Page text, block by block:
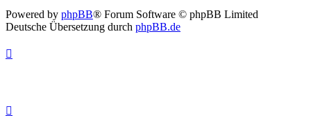
Powered by phpBB® Forum Software © phpBB Limited
Deutsche Übersetzung durch phpBB.de